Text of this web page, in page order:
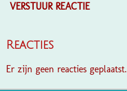
VERSTUUR REACTIE
Reacties
Er zijn geen reacties geplaatst.